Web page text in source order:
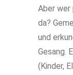
Aber
da?
und
Gesang.
(Kinder,